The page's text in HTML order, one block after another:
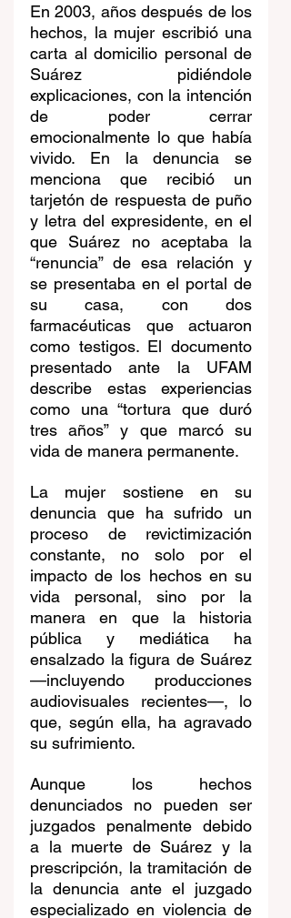
En 2003, años después de los
hechos, la mujer escribió una
carta al domicilio personal de
Suárez pidiéndole
explicaciones, con la intención
de poder cerrar
emocionalmente lo que había
vivido. En la denuncia se
menciona que recibió un
tarjetón de respuesta de puño
y letra del expresidente, en el
que Suárez no aceptaba la
“renuncia” de esa relación y
se presentaba en el portal de
su casa, con dos
farmacéuticas que actuaron
como testigos. El documento
presentado ante la UFAM
describe estas experiencias
como una “tortura que duró
tres años” y que marcó su
vida de manera permanente.
La mujer sostiene en su
denuncia que ha sufrido un
proceso de revictimización
constante, no solo por el
impacto de los hechos en su
vida personal, sino por la
manera en que la historia
pública y mediática ha
ensalzado la figura de Suárez
—incluyendo producciones
audiovisuales recientes—, lo
que, según ella, ha agravado
su sufrimiento.
Aunque los hechos
denunciados no pueden ser
juzgados penalmente debido
a la muerte de Suárez y la
prescripción, la tramitación de
la denuncia ante el juzgado
especializado en violencia de